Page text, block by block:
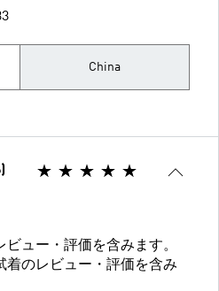
China
ュー・評価を含みます。
着のレビュー・評価を含み